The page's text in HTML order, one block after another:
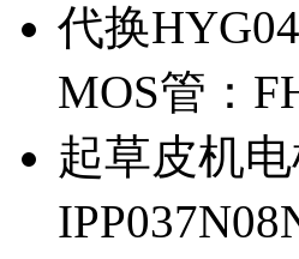
代换
MOS管：
起草皮机